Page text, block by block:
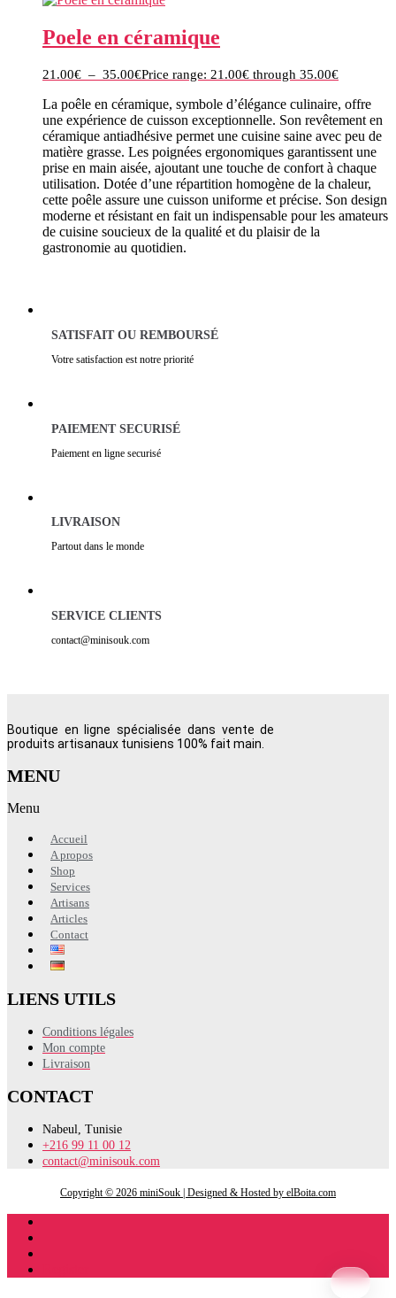
Poele en céramique
21.00€ – 35.00€Price range: 21.00€ through 35.00€
La poêle en céramique, symbole d’élégance culinaire, offre
une expérience de cuisson exceptionnelle. Son revêtement en
céramique antiadhésive permet une cuisine saine avec peu de
matière grasse. Les poignées ergonomiques garantissent une
prise en main aisée, ajoutant une touche de confort à chaque
utilisation. Dotée d’une répartition homogène de la chaleur,
cette poêle assure une cuisson uniforme et précise. Son design
moderne et résistant en fait un indispensable pour les amateurs
de cuisine soucieux de la qualité et du plaisir de la
gastronomie au quotidien.
SATISFAIT OU REMBOURSÉ
Votre satisfaction est notre priorité
PAIEMENT SECURISÉ
Paiement en ligne securisé
LIVRAISON
Partout dans le monde
SERVICE CLIENTS
contact@minisouk.com
Boutique en ligne spécialisée dans vente de
produits artisanaux tunisiens 100% fait main.
MENU
Menu
Accueil
A propos
Shop
Services
Artisans
Articles
Contact
LIENS UTILS
Conditions légales
Mon compte
Livraison
CONTACT
Nabeul, Tunisie
+216 99 11 00 12
contact@minisouk.com
Copyright © 2026 miniSouk | Designed & Hosted by elBoita.com